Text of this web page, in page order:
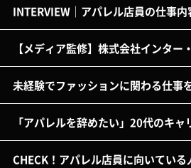
INTERVIEW｜アパレル店員の仕事内
【メディア監修】株式会社インター
未経験でファッションに関わる仕事
「アパレルを辞めたい」20代のキャ
CHECK！アパレル店員に向いている